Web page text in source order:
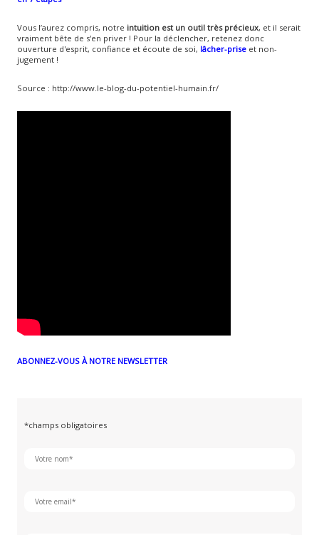
Vous l’aurez compris, notre intuition est un outil très précieux, et il serait
vraiment bête de s'en priver ! Pour la déclencher, retenez donc
ouverture d'esprit, confiance et écoute de soi, lâcher-priseet non-
jugement !
Source : http://www.le-blog-du-potentiel-humain.fr/
ABONNEZ-VOUS À NOTRE NEWSLETTER
*champs obligatoires